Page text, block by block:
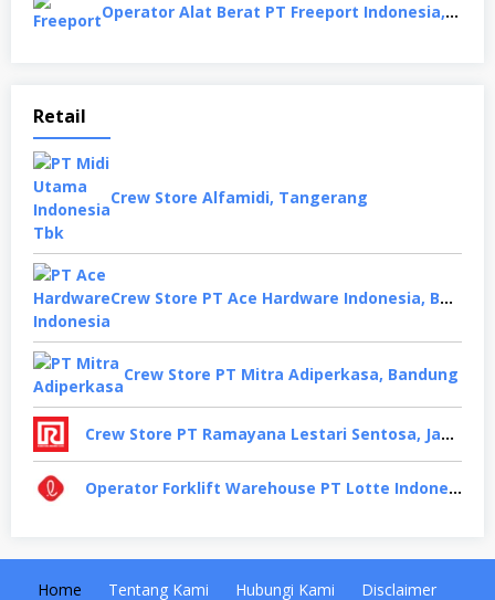
Operator Alat Berat PT Freeport Indonesia, Papua
Retail
Crew Store Alfamidi, Tangerang
Crew Store PT Ace Hardware Indonesia, Bekasi
Crew Store PT Mitra Adiperkasa, Bandung
Crew Store PT Ramayana Lestari Sentosa, Jakarta Selatan
Operator Forklift Warehouse PT Lotte Indonesia, Cikarang
Home Tentang Kami Hubungi Kami Disclaimer